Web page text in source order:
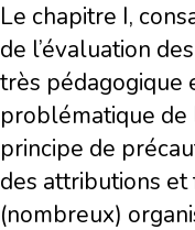
Le chapitre I,
de l’évaluation
très pédagogique
problématique
principe de
des attributions
(nombreux)